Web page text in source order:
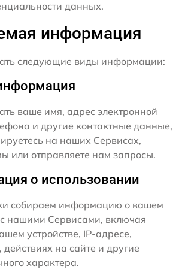
данных.
информация
следующие виды информации:
ваше имя, адрес электронной
и другие контактные данные,
на наших Сервисах,
или отправляете нам запросы.
о использовании
собираем информацию о вашем
нашими Сервисами, включая
устройстве, IP-адресе,
на сайте и другие
характера.